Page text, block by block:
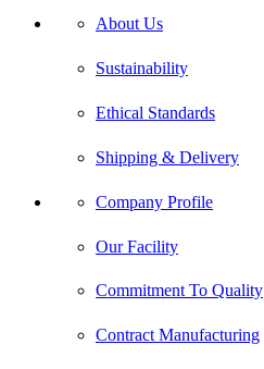
About Us
Sustainability
Ethical Standards
Shipping & Delivery
Company Profile
Our Facility
Commitment To Quality
Contract Manufacturing